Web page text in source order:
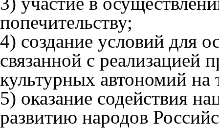
попечительству;
4) создание условий для
связанной с реализацией
культурных автономий на
5) оказание содействия
развитию народов